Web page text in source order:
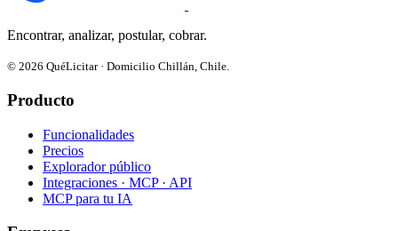
Encontrar, analizar, postular, cobrar.
© 2026 QuéLicitar · Domicilio Chillán, Chile.
Producto
Funcionalidades
Precios
Explorador público
Integraciones · MCP · API
MCP para tu IA